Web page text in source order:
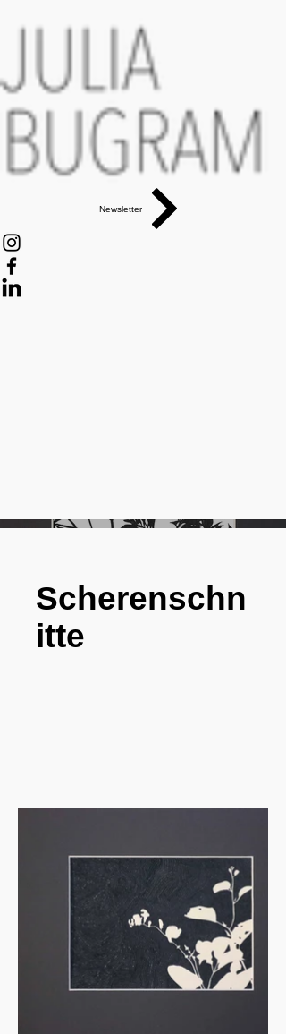
Newsletter
Scherenschn
itte